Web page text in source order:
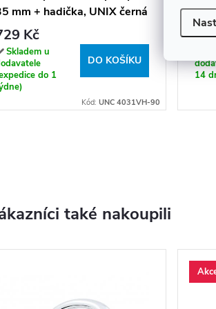
mm + hadička, UNIX černá
4031VH-90
Kč
Skladem u
do 1
DO KOŠÍKU
Kód: UNC 4031VH-90
14
také nakoupili